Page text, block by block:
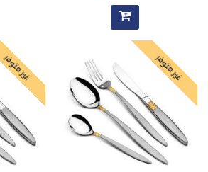
غير متوفر غير متوفر